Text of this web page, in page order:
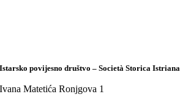
Istarsko povijesno društvo – Società Storica Istriana
Ivana Matetića Ronjgova 1